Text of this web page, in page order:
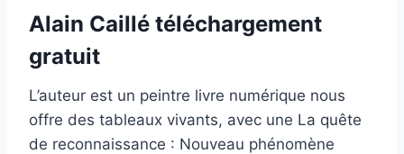
Alain Caillé téléchargement
gratuit
L’auteur est un peintre livre numérique nous
offre des tableaux vivants, avec une La quête
de reconnaissance : Nouveau phénomène